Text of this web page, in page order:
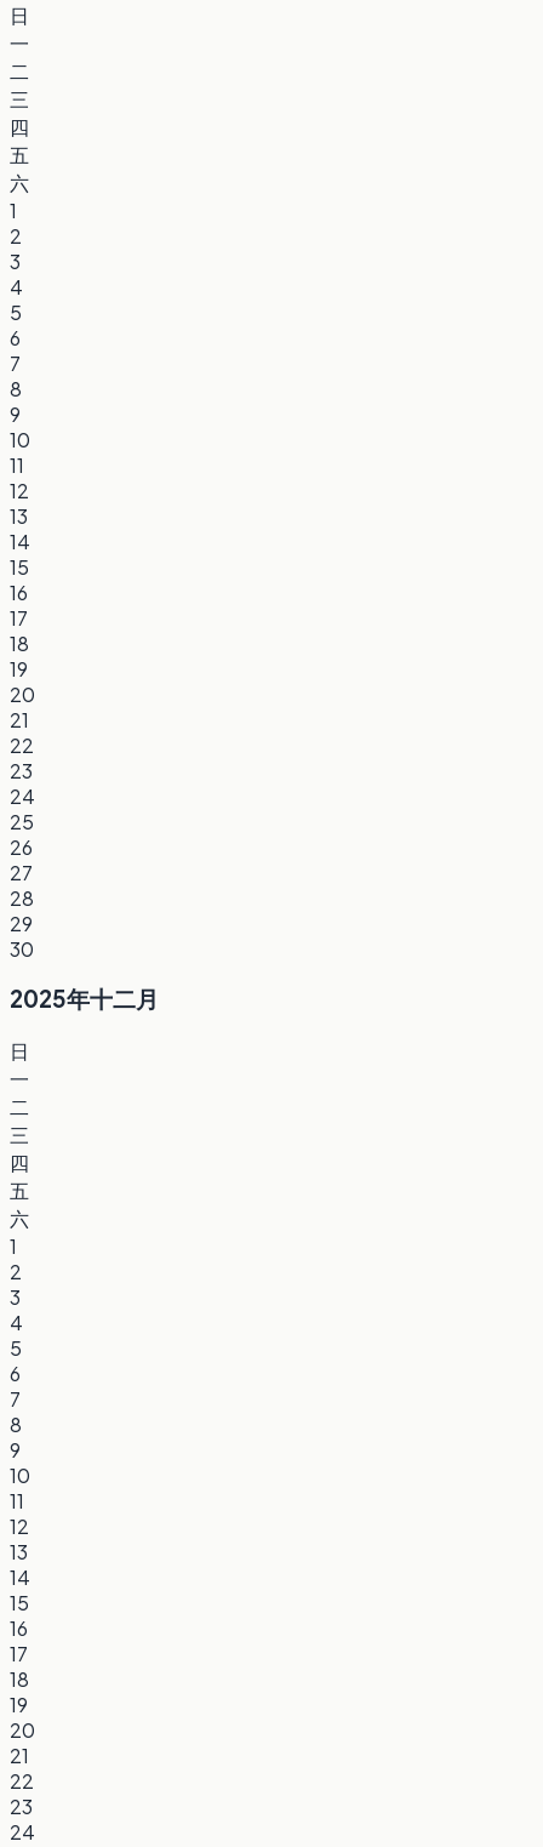
日
一
二
三
四
五
六
1
2
3
4
5
6
7
8
9
10
11
12
13
14
15
16
17
18
19
20
21
22
23
24
25
26
27
28
29
30
2025年十二月
日
一
二
三
四
五
六
1
2
3
4
5
6
7
8
9
10
11
12
13
14
15
16
17
18
19
20
21
22
23
24